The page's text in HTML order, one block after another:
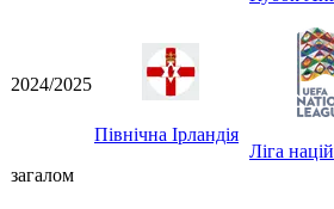
2024/2025
Північна Ірландія
Ліга націй
загалом